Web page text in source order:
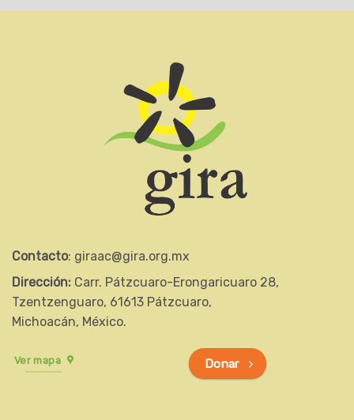
Contacto: giraac@gira.org.mx
Dirección: Carr. Pátzcuaro-Erongaricuaro 28,
Tzentzenguaro, 61613 Pátzcuaro,
Michoacán, México.
Ver mapa Donar